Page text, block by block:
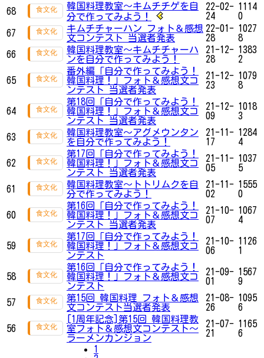
68
韓国料理教室〜キムチチゲを自
分で作ってみよう！
22-02-
24
1114
0
67
キムチチャーハン フォト＆感想
文コンテスト 当選者発表
22-01-
28
1027
8
66
韓国料理教室〜キムチチャーハ
ンを自分で作ってみよう！
21-12-
28
1383
2
65
番外編「自分で作ってみよう！
韓国料理！」フォト＆感想文コ
ンテスト 当選者発表
21-12-
23
1079
8
64
第18回「自分で作ってみよう！
韓国料理！」フォト＆感想文コ
ンテスト 当選者発表
21-12-
09
1018
3
63
韓国料理教室〜アグメウンタン
を自分で作ってみよう！
21-11-
17
1284
4
62
第17回「自分で作ってみよう！
韓国料理！」フォト＆感想文コ
ンテスト 当選者発表
21-11-
05
1037
5
61
韓国料理教室〜トトリムクを自
分で作ってみよう！
21-11-
02
1555
0
60
第16回「自分で作ってみよう！
韓国料理！」フォト＆感想文コ
ンテスト 当選者発表
21-10-
07
1067
4
59
第17回「自分で作ってみよう！
韓国料理！」フォト＆感想文コ
ンテスト
21-10-
06
1126
1
58
第16回「自分で作ってみよう！
韓国料理！」フォト＆感想文コ
ンテスト
21-09-
01
1567
9
57
第15回 韓国料理 フォト＆感想
文コンテスト当選者発表
21-08-
26
1095
6
56
[1周年記念]第15回 韓国料理教
室フォト＆感想文コンテスト～
ラーメンカンジョン
21-07-
21
1165
6
1